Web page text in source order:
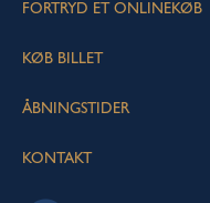
FORTRYD ET ONLINEKØB
KØB BILLET
ÅBNINGSTIDER
KONTAKT